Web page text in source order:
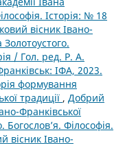
Історія: № 18
вісник Івано-
Золотоустого.
/ Гол. ред. Р. А.
ІФА, 2023.
формування
традиції , Добрий
Франківської
Богослов’я. Філософія.
вісник Івано-